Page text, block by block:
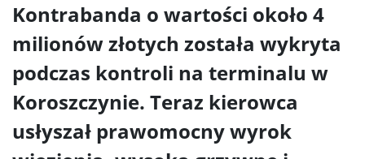
Kontrabanda o wartości około 4
milionów złotych została wykryta
podczas kontroli na terminalu w
Koroszczynie. Teraz kierowca
usłyszał prawomocny wyrok